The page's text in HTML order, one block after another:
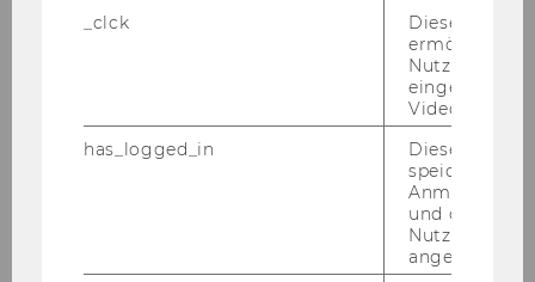
be­rin­nen, die die ge­setz­li­chen Auf­nah­me­er­for­
der­nis­se er­fül­len und den An­for­de­run­gen des
Aus­schrei­bungs­tex­tes ent­spre­chen, sind zu
· An der WU ist ein Ar­beits­kreis für Gleich­be­
hand­lungs­fra­gen ein­ge­rich­tet. Nä­he­re In­for­
http://www.wu-​
_clck
Dieses Cookie
ermöglicht
Nutzung des
Video Players
has_logged_in
Dieses Cookie
speichert
und ob sich
Nutzer*in
angemeldet